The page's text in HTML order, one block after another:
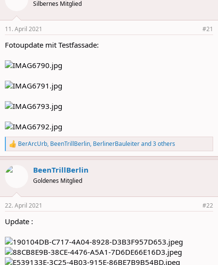
Silbernes Mitglied
11. April 2021 #21
Fotoupdate mit Testfassade:
R
e
a
c
s
BerArcUrb, BeenTrillBerlin, BerlinerBauleiterand 3 others
BeenTrillBerlin
Goldenes Mitglied
22. April 2021 #22
Update :